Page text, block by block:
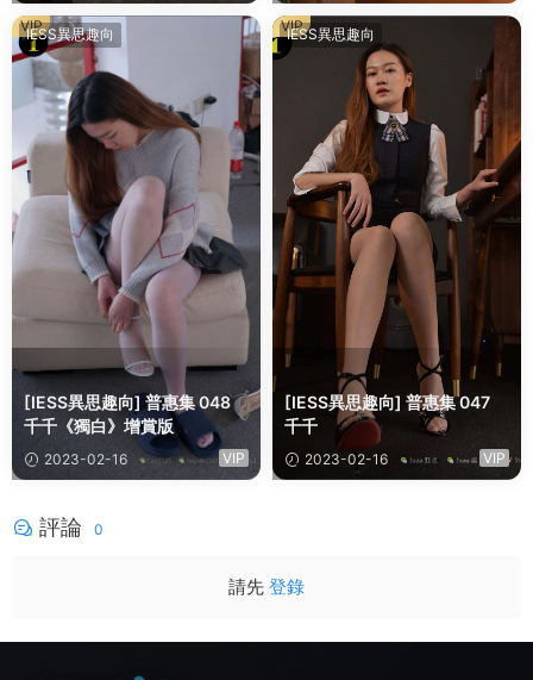
IESS異思趣向
[IESS異思趣向] 普惠集 048
千千《獨白》增賞版
2023-02-16 VIP
VIP IESS異思趣向
[IESS異思趣向] 普惠集 047
千千
2023-02-16 VIP
VIP
評論 0
請先 登錄